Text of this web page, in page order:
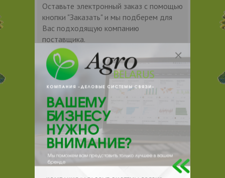
Оставьте электронный заказ с помощью
кнопки "Заказать" и мы подберем для
Вас подходящую компанию
поставщика.